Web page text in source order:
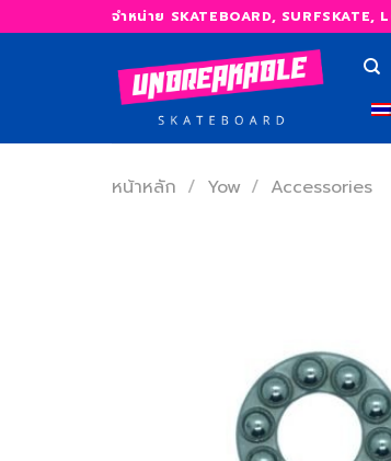
to
จำหน่าย SKATEBOARD,
หน้าหลัก / Yow / Accessories